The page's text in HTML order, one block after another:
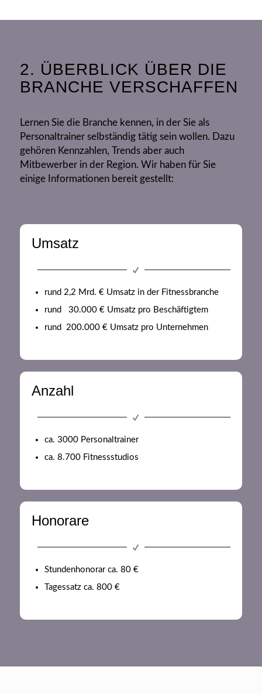
2. ÜBERBLICK ÜBER DIE
BRANCHE VERSCHAFFEN
Lernen Sie die Branche kennen, in der Sie als
Personaltrainer selbständig tätig sein wollen. Dazu
gehören Kennzahlen, Trends aber auch
Mitbewerber in der Region. Wir haben für Sie
einige Informationen bereit gestellt:
Umsatz
rund 2,2 Mrd. € Umsatz in der Fitnessbranche
rund 30.000 € Umsatz pro Beschäftigtem
rund 200.000 € Umsatz pro Unternehmen
Anzahl
ca. 3000 Personaltrainer
ca. 8.700 Fitnessstudios
Honorare
Stundenhonorar ca. 80 €
Tagessatz ca. 800 €